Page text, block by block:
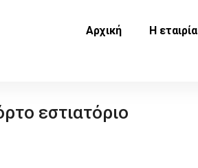
Αρχική Η εταιρία
εστιατόριο